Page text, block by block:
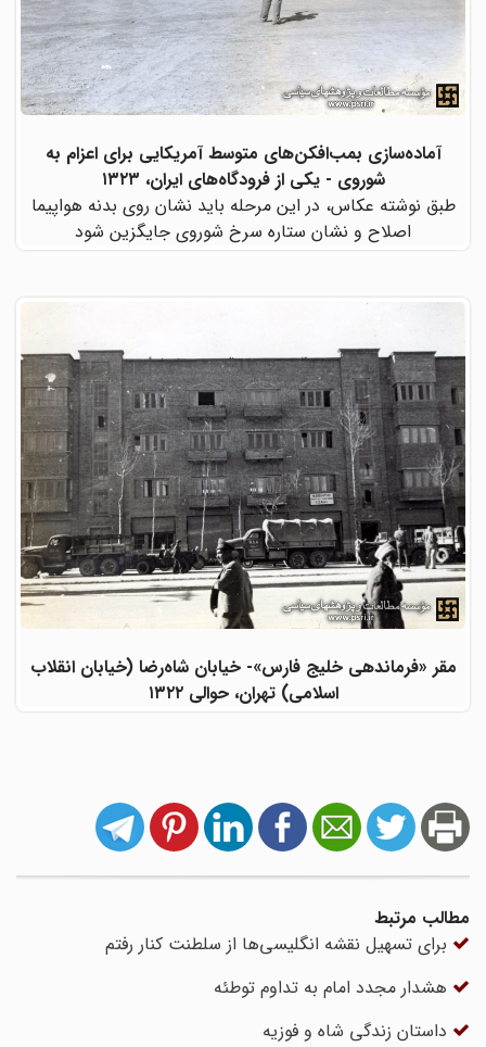
آماده‌سازی بمب‌افکن‌های متوسط آمریکایی برای اعزام به
شوروی - یکی از فرودگاه‌های ایران، ۱۳۲۳
طبق نوشته عکاس، در این مرحله باید نشان روی بدنه هواپیما
اصلاح و نشان ستاره سرخ شوروی جایگزین شود
مقر «فرماندهی خلیج فارس»- خیابان شاه‌رضا (خیابان انقلاب
اسلامی) تهران، حوالی ۱۳۲۲
مطالب مرتبط
برای تسهیل نقشه انگلیسی‌ها از سلطنت کنار رفتم
هشدار مجدد امام به تداوم توطئه
داستان زندگی شاه و فوزیه